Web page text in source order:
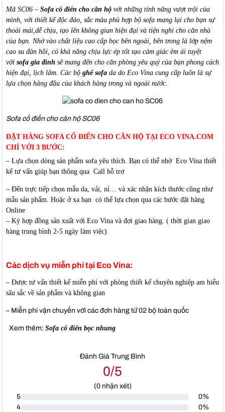
Mã SC06 – Sofa cổ điển cho căn hộvới những tính năng vượt trội của
mình, với thiết kế độc đáo, sắc màu phù hợp bộ sofa mang lại cho bạn sự
thoải mái,dễ chịu, tạo lên không gian hiện đại và tiện nghi cho căn nhà
của bạn. Nhờ vào chất liệu cao cấp bọc bên ngoài, bên trong là lớp nệm
cao su đàn hồi, có khả năng chịu lực ép tốt tạo cảm giác êm ái tuyệt
vời sofa gia đình sẽ mang đến cho căn phòng yêu quý của bạn phong cách
hiện đại, lịch lãm. Các bộ ghế sofa da do Eco Vina cung cấp luôn là sự
lựa chọn hàng đầu của khách hàng trong và ngoài nước.
Sofa cổ điển cho căn hộ SC06
ĐẶT HÀNG SOFA CỔ ĐIỂN CHO CĂN HỘ TẠI ECO VINA.COM
CHỈ VỚI 3 BƯỚC:
– Lựa chọn dòng sản phẩm sofa yêu thích. Bạn có thể nhờ Eco Vina thiết
kế tư vấn giúp bạn thông qua Call hỗ trợ
– Đến trực tiếp chọn mẫu da, vải, nỉ… và xác nhận kích thước cũng như
mẫu sản phẩm. Hoặc ở xa bạn có thể lựa chọn qua các bước đặt hàng
Online
– Ký hợp đồng sản xuất với Eco Vina và đợi giao hàng. ( thời gian giao
hàng trung bình 2-5 ngày làm việc)
Các dịch vụ miễn phí tại Eco Vina:
– Được tư vấn thiết kế miễn phí với phòng thiết kế chuyên nghiệp am hiểu
sâu sắc về sản phẩm và không gian
– Miễn phí vận chuyển với các đơn hàng từ 02 bộ toàn quốc
Xem thêm: Sofa cổ điển bọc nhung
Đánh Giá Trung Bình
0/5
(0nhận xét)
5
0%
4
0%